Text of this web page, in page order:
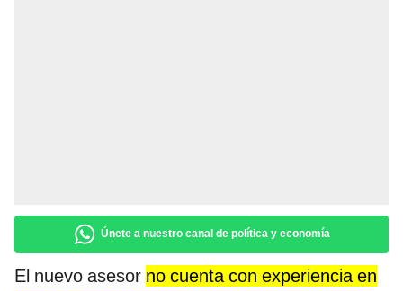
Únete a nuestro canal de política y economía
El nuevo asesor no cuenta con experiencia en